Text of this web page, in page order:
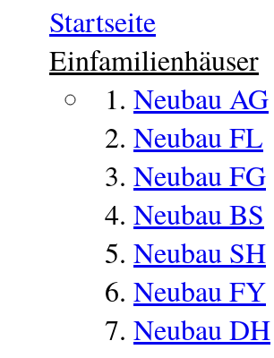
Startseite
Einfamilienhäuser
Neubau AG
Neubau FL
Neubau FG
Neubau BS
Neubau SH
Neubau FY
Neubau DH